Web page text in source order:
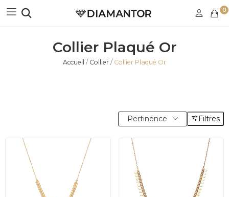
0
Collier Plaqué Or
Accueil Collier Collier Plaqué Or
Pertinence Filtres